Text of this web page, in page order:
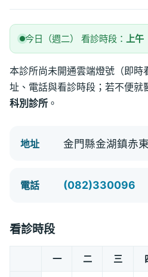
今日（週二） 看診時段： 上午
本診所尚未開通雲端燈號（即時
址、電話與看診時段；若不便就
科別診所 。
地址 金門縣金湖鎮赤
電話 (082)330096
看診時段
一 二 三